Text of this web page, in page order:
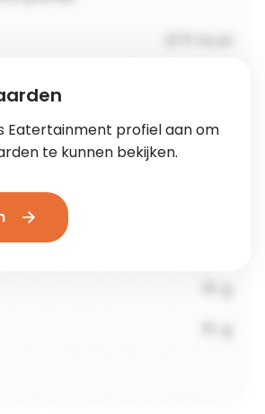
Eatertainment profiel aan om
te kunnen bekijken.